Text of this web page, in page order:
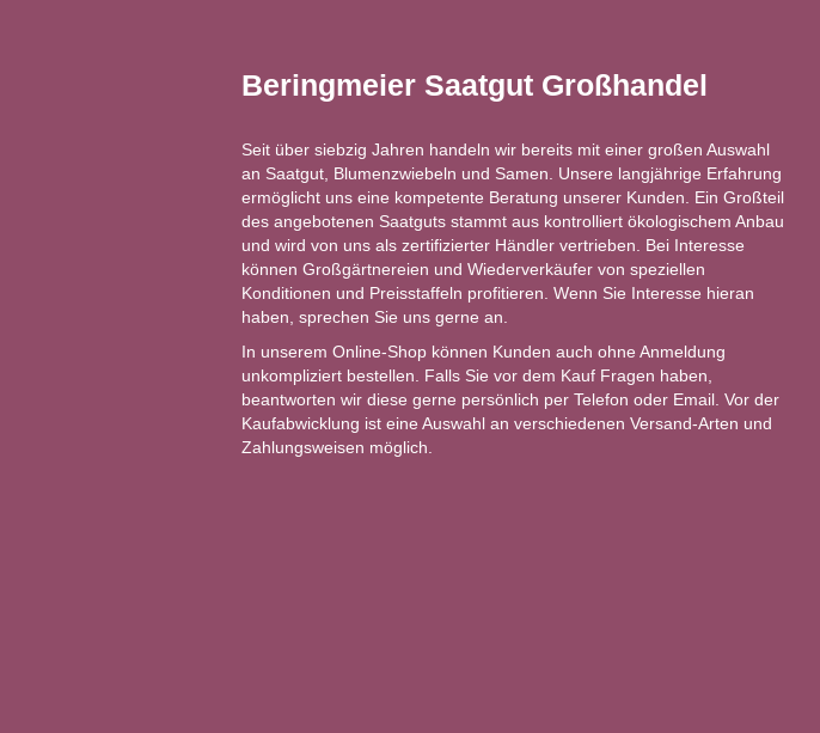
Beringmeier Saatgut Großhandel
Seit über siebzig Jahren handeln wir bereits mit einer großen Auswahl
an Saatgut, Blumenzwiebeln und Samen. Unsere langjährige Erfahrung
ermöglicht uns eine kompetente Beratung unserer Kunden. Ein Großteil
des angebotenen Saatguts stammt aus kontrolliert ökologischem Anbau
und wird von uns als zertifizierter Händler vertrieben. Bei Interesse
können Großgärtnereien und Wiederverkäufer von speziellen
Konditionen und Preisstaffeln profitieren. Wenn Sie Interesse hieran
haben, sprechen Sie uns gerne an.
In unserem Online-Shop können Kunden auch ohne Anmeldung
unkompliziert bestellen. Falls Sie vor dem Kauf Fragen haben,
beantworten wir diese gerne persönlich per Telefon oder Email. Vor der
Kaufabwicklung ist eine Auswahl an verschiedenen Versand-Arten und
Zahlungsweisen möglich.